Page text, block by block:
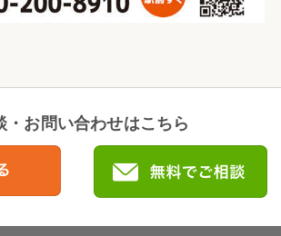
・お問い合わせはこちら